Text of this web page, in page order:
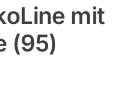
mit
(95)